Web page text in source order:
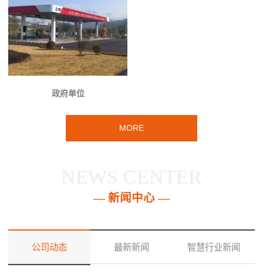
政府单位
MORE
— 新闻中心 —
公司动态 最新新闻 智慧行业新闻